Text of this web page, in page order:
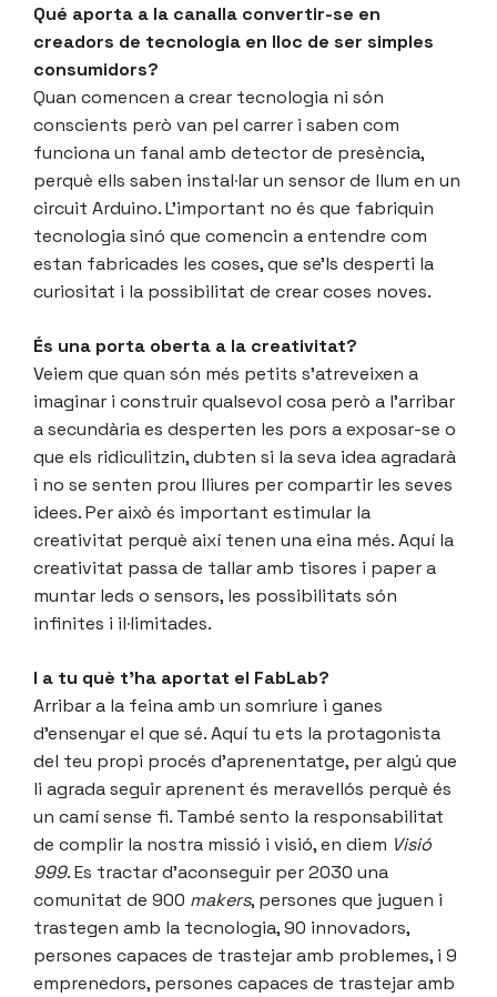
Qué aporta a la canalla convertir-se en
creadors de tecnologia en lloc de ser simples
consumidors?
Quan comencen a crear tecnologia ni són
conscients però van pel carrer i saben com
funciona un fanal amb detector de presència,
perquè ells saben instal·lar un sensor de llum en un
circuit Arduino. L’important no és que fabriquin
tecnologia sinó que comencin a entendre com
estan fabricades les coses, que se’ls desperti la
curiositat i la possibilitat de crear coses noves.
És una porta oberta a la creativitat?
Veiem que quan són més petits s’atreveixen a
imaginar i construir qualsevol cosa però a l’arribar
a secundària es desperten les pors a exposar-se o
que els ridiculitzin, dubten si la seva idea agradarà
i no se senten prou lliures per compartir les seves
idees. Per això és important estimular la
creativitat perquè així tenen una eina més. Aquí la
creativitat passa de tallar amb tisores i paper a
muntar leds o sensors, les possibilitats són
infinites i il·limitades.
I a tu què t’ha aportat el FabLab?
Arribar a la feina amb un somriure i ganes
d’ensenyar el que sé. Aquí tu ets la protagonista
del teu propi procés d’aprenentatge, per algú que
li agrada seguir aprenent és meravellós perquè és
un camí sense fi. També sento la responsabilitat
de complir la nostra missió i visió, en diem Visió
999. Es tractar d’aconseguir per 2030 una
comunitat de 900 makers, persones que juguen i
trastegen amb la tecnologia, 90 innovadors,
persones capaces de trastejar amb problemes, i 9
emprenedors, persones capaces de trastejar amb